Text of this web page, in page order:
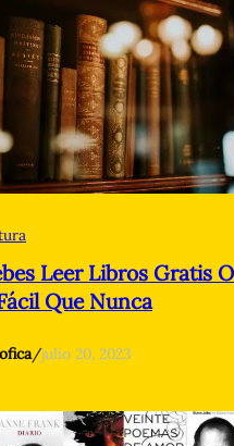
Leer Libros Gratis
Que Nunca
/julio 20, 2023